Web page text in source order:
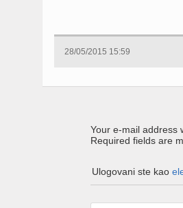
28/05/2015 15:59
Your e-mail address
Required fields are
Ulogovani ste kao